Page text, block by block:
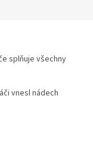
splňuje všechny
vnesl nádech